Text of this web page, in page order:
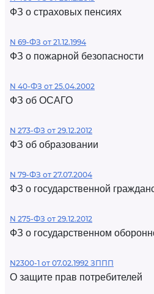
ФЗ о страховых пенсиях
N 69-ФЗ от 21.12.1994
ФЗ о пожарной безопасности
N 40-ФЗ от 25.04.2002
ФЗ об ОСАГО
N 273-ФЗ от 29.12.2012
ФЗ об образовании
N 79-ФЗ от 27.07.2004
ФЗ о государственной
N 275-ФЗ от 29.12.2012
ФЗ о государственном
N2300-1 от 07.02.1992 ЗППП
О защите прав потребителей